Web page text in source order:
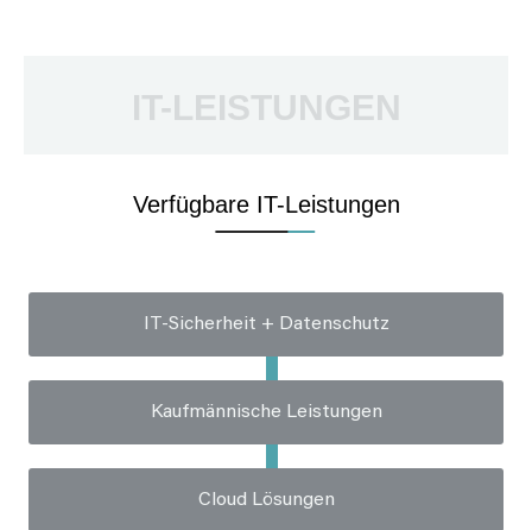
IT-LEISTUNGEN
Verfügbare IT-Leistungen
IT-Sicherheit + Datenschutz
Kaufmännische Leistungen
Cloud Lösungen